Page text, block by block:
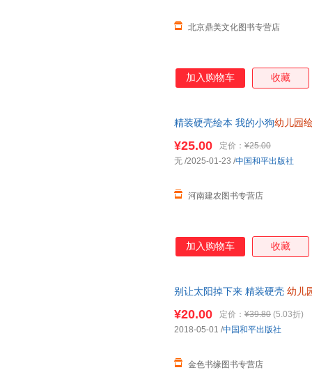
北京鼎美文化图书专营店
加入购物车 收藏
精装硬壳绘本 我的小狗幼儿园
¥25.00 定价： ¥25.00
河南建农图书专营店
无 /2025-01-23 /中国和平出版社
加入购物车 收藏
别让太阳掉下来 精装硬壳 幼儿
¥20.00 定价： ¥39.80 (5.03折)
金色书缘图书专营店
2018-05-01 /中国和平出版社